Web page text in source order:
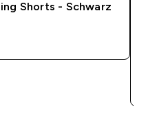
Shorts - Schwarz